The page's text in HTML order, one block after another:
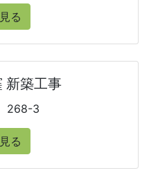
る
新築工事
268-3
る